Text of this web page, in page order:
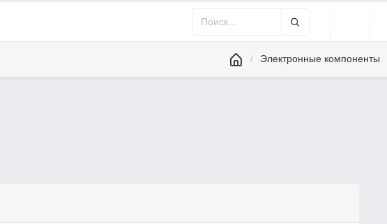
Электронные компоненты